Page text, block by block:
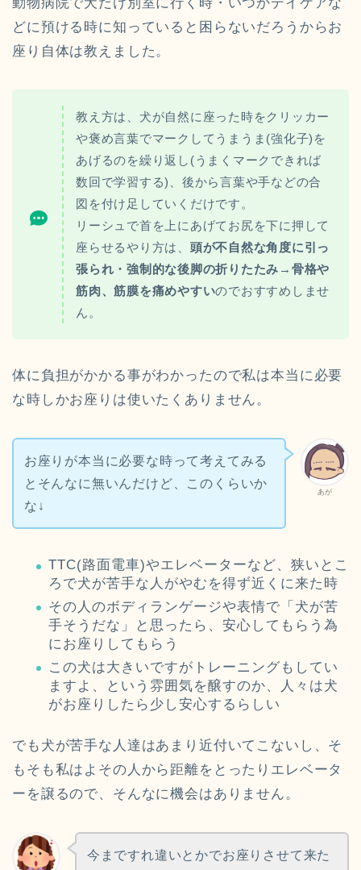
どに預ける時に知っていると困らないだろうからお
座り自体は教えました。
教え方は、犬が自然に座った時をクリッカー
や褒め言葉でマークしてうまうま(強化子)を
あげるのを繰り返し(うまくマークできれば
数回で学習する)、後から言葉や手などの合
図を付け足していくだけです。
リーシュで首を上にあげてお尻を下に押して
座らせるやり方は、 頭が不自然な角度に引っ
張られ・強制的な後脚の折りたたみ→骨格や
筋肉、筋膜を痛めやすいのでおすすめしませ
ん。
体に負担がかかる事がわかったので私は本当に必要
な時しかお座りは使いたくありません。
あが
お座りが本当に必要な時って考えてみる
とそんなに無いんだけど、このくらいか
な↓
TTC(路面電車)やエレベーターなど、狭いとこ
ろで犬が苦手な人がやむを得ず近くに来た時
その人のボディランゲージや表情で「犬が苦
手そうだな」と思ったら、安心してもらう為
にお座りしてもらう
この犬は大きいですがトレーニングもしてい
ますよ、という雰囲気を醸すのか、人々は犬
がお座りしたら少し安心するらしい
でも犬が苦手な人達はあまり近付いてこないし、そ
もそも私はよその人から距離をとったりエレベータ
ーを譲るので、そんなに機会はありません。
今まですれ違いとかでお座りさせて来た